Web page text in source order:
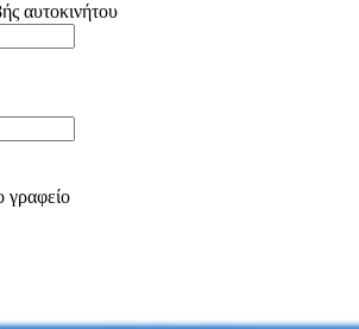
αυτοκινήτου
γραφείο